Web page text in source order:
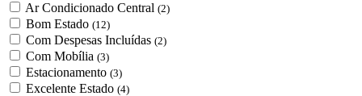
Ar Condicionado Central (2)
Bom Estado (12)
Com Despesas Incluídas (2)
Com Mobília (3)
Estacionamento (3)
Excelente Estado (4)